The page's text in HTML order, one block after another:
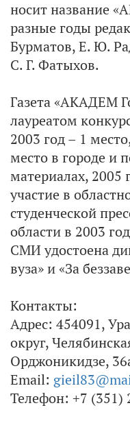
носит название
разные годы
Бурматов, Е. Ю.
С. Г. Фатыхов.
Газета «АКАДЕМ
лауреатом
2003 год – 1
место в городе и
материалах, 2005
участие в
студенческой
области в 2003
СМИ удостоена
вуза» и «За
Контакты:
Адрес: 454091,
округ,
Орджоникидзе,
Email:
Телефон: +7 (351)